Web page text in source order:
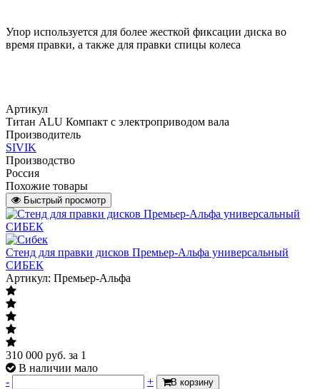
Упор используется для более жесткой фиксации диска во
время правки, а также для правки спицы колеса
Артикул
Титан ALU Компакт с электроприводом вала
Производитель
SIVIK
Производство
Россия
Похожие товары
Быстрый просмотр
Стенд для правки дисков Премьер-Альфа универсальный
СИБЕК
Артикул: Премьер-Альфа
310 000 руб. за 1
В наличии мало
-
+ В корзину